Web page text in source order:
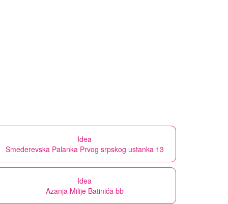
Idea
Smederevska Palanka Prvog srpskog ustanka 13
Idea
Azanja Milije Batinića bb